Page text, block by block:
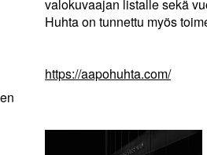
valokuvaajan listalle sekä
Huhta on tunnettu myös
https://aapohuhta.com/